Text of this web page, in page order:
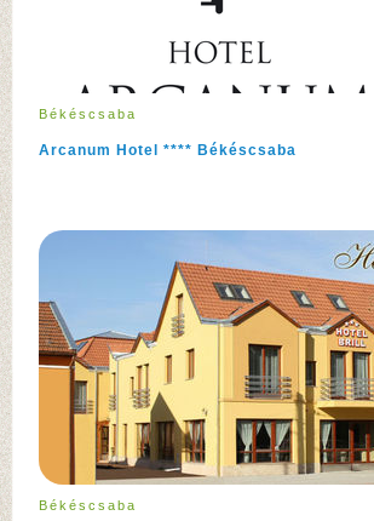
Békéscsaba
Arcanum Hotel **** Békéscsaba
Békéscsaba